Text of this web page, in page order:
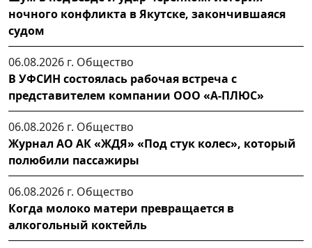
ночного конфликта в Якутске, закончившаяся
судом
06.08.2026 г. Общество
В УФСИН состоялась рабочая встреча с
представителем компании ООО «А-ПЛЮС»
06.08.2026 г. Общество
Журнал АО АК «ЖДЯ» «Под стук колес», который
полюбили пассажиры
06.08.2026 г. Общество
Когда молоко матери превращается в
алкогольный коктейль